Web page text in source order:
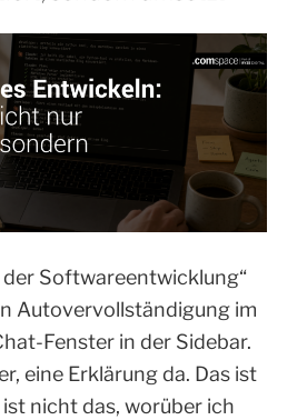
Zeit
vom
Experiment
zur
produktiven
App“
der Softwareentwicklung“
Autovervollständigung im
Fenster in der Sidebar.
eine Erklärung da. Das ist
nicht das, worüber ich